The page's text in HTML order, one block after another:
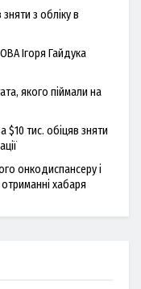
з обліку в
Ігоря Гайдука
якого піймали на
$10 тис. обіцяв зняти
онкодиспансеру і
хабаря